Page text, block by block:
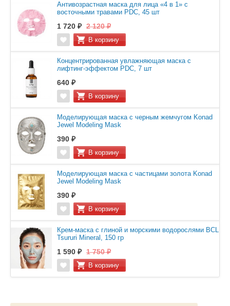
Антивозрастная маска для лица «4 в 1» с
восточными травами PDC, 45 шт
1 720 ₽ 2 120 ₽
Концентрированная увлажняющая маска с
лифтинг-эффектом PDC, 7 шт
640 ₽
Моделирующая маска с черным жемчугом Konad
Jewel Modeling Mask
390 ₽
Моделирующая маска с частицами золота Konad
Jewel Modeling Mask
390 ₽
Крем-маска с глиной и морскими водорослями BCL
Tsururi Mineral, 150 гр
1 590 ₽ 1 750 ₽